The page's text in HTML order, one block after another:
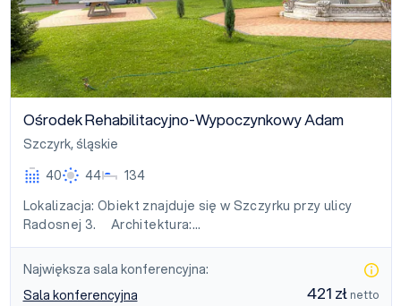
Ośrodek Rehabilitacyjno-Wypoczynkowy Adam
Szczyrk, śląskie
40
44
134
Lokalizacja: Obiekt znajduje się w Szczyrku przy ulicy
Radosnej 3. Architektura:…
Największa sala konferencyjna:
Sala konferencyjna
421 zł netto